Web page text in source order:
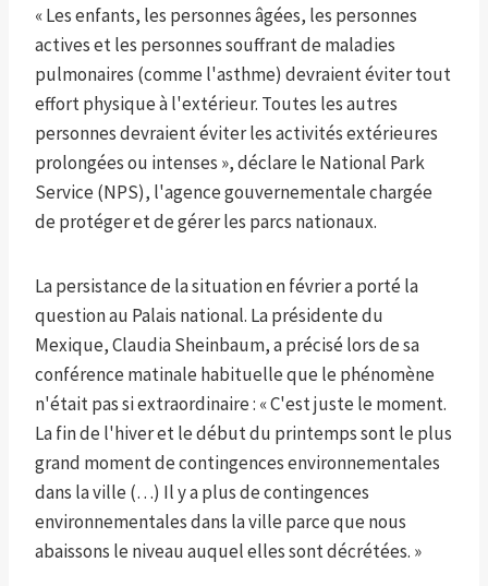
« Les enfants, les personnes âgées, les personnes
actives et les personnes souffrant de maladies
pulmonaires (comme l'asthme) devraient éviter tout
effort physique à l'extérieur. Toutes les autres
personnes devraient éviter les activités extérieures
prolongées ou intenses », déclare le National Park
Service (NPS), l'agence gouvernementale chargée
de protéger et de gérer les parcs nationaux.
La persistance de la situation en février a porté la
question au Palais national. La présidente du
Mexique, Claudia Sheinbaum, a précisé lors de sa
conférence matinale habituelle que le phénomène
n'était pas si extraordinaire : « C'est juste le moment.
La fin de l'hiver et le début du printemps sont le plus
grand moment de contingences environnementales
dans la ville (…) Il y a plus de contingences
environnementales dans la ville parce que nous
abaissons le niveau auquel elles sont décrétées. »